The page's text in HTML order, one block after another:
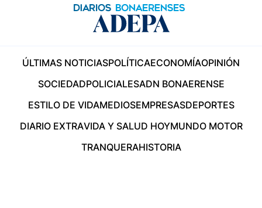
ÚLTIMAS NOTICIASPOLÍTICAECONOMÍAOPINIÓN
SOCIEDADPOLICIALESADN BONAERENSE
ESTILO DE VIDAMEDIOSEMPRESASDEPORTES
DIARIO EXTRAVIDA Y SALUD HOYMUNDO MOTOR
TRANQUERAHISTORIA